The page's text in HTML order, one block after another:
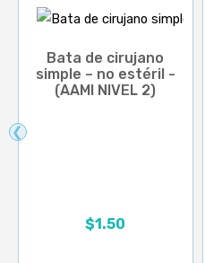
❮
Bata de cirujano
simple – no estéril -
(AAMI NIVEL 2)
$1.50